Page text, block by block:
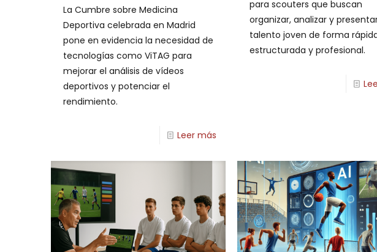
La Cumbre sobre Medicina
Deportiva celebrada en Madrid
pone en evidencia la necesidad de
tecnologías como ViTAG para
mejorar el análisis de vídeos
deportivos y potenciar el
rendimiento.
Leer más
para scouters que buscan
organizar, analizar y
talento joven de forma
estructurada y profesional.